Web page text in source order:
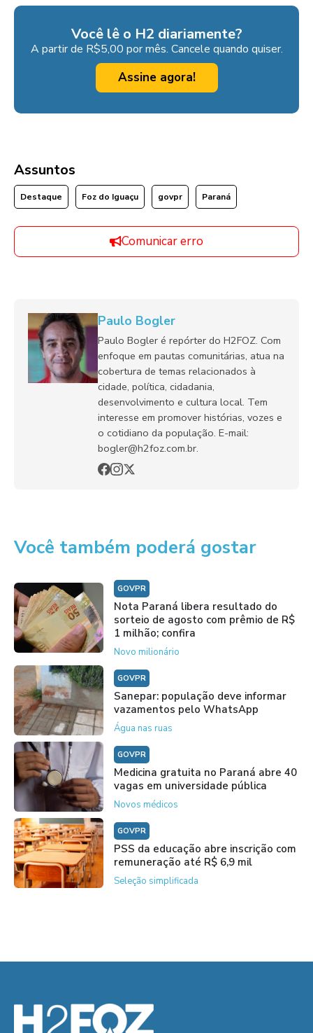
Você lê o H2 diariamente?
A partir de R$5,00 por mês. Cancele quando quiser.
Assine agora!
Assuntos
Destaque Foz do Iguaçu govpr Paraná
Comunicar erro
Paulo Bogler
Paulo Bogler é repórter do H2FOZ. Com
enfoque em pautas comunitárias, atua na
cobertura de temas relacionados à
cidade, política, cidadania,
desenvolvimento e cultura local. Tem
interesse em promover histórias, vozes e
o cotidiano da população. E-mail:
bogler@h2foz.com.br.
Você também poderá gostar
GOVPR
Nota Paraná libera resultado do
sorteio de agosto com prêmio de R$
1 milhão; confira
Novo milionário
GOVPR
Sanepar: população deve informar
vazamentos pelo WhatsApp
Água nas ruas
GOVPR
Medicina gratuita no Paraná abre 40
vagas em universidade pública
Novos médicos
GOVPR
PSS da educação abre inscrição com
remuneração até R$ 6,9 mil
Seleção simplificada